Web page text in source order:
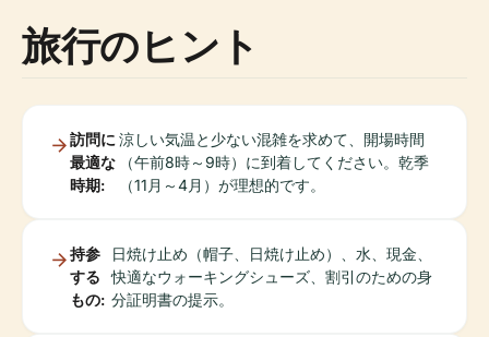
旅行のヒント
訪問に
最適な
時期:
涼しい気温と少ない混雑を求めて、開場時間
（午前8時～9時）に到着してください。乾季
（11月～4月）が理想的です。
持参
する
もの:
日焼け止め（帽子、日焼け止め）、水、現金、
快適なウォーキングシューズ、割引のための身
分証明書の提示。